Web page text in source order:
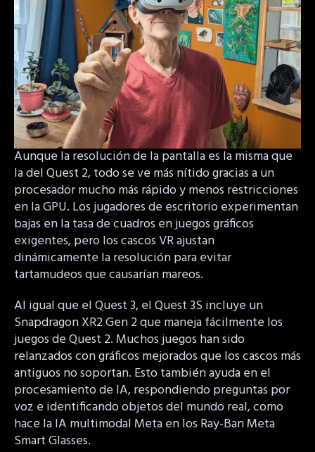
Aunque la resolución de la pantalla es la misma que
la del Quest 2, todo se ve más nítido gracias a un
procesador mucho más rápido y menos restricciones
en la GPU. Los jugadores de escritorio experimentan
bajas en la tasa de cuadros en juegos gráficos
exigentes, pero los cascos VR ajustan
dinámicamente la resolución para evitar
tartamudeos que causarían mareos.
Al igual que el Quest 3, el Quest 3S incluye un
Snapdragon XR2 Gen 2 que maneja fácilmente los
juegos de Quest 2. Muchos juegos han sido
relanzados con gráficos mejorados que los cascos más
antiguos no soportan. Esto también ayuda en el
procesamiento de IA, respondiendo preguntas por
voz e identificando objetos del mundo real, como
hace la IA multimodal Meta en los Ray-Ban Meta
Smart Glasses.